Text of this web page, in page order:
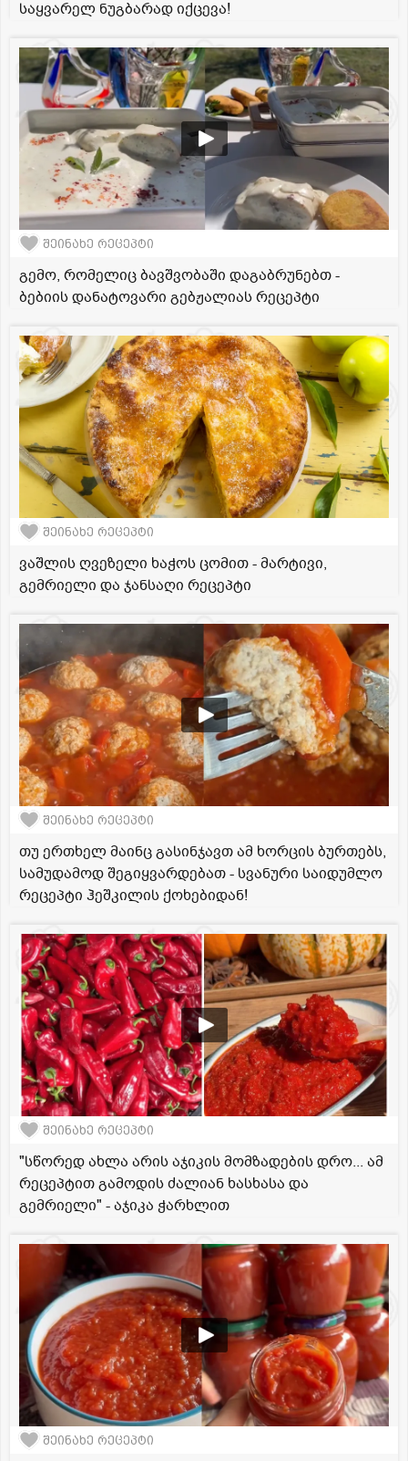
საყვარელ ნუგბარად იქცევა!
შეინახე რეცეპტი
გემო, რომელიც ბავშვობაში დაგაბრუნებთ -
ბებიის დანატოვარი გებჟალიას რეცეპტი
შეინახე რეცეპტი
ვაშლის ღვეზელი ხაჭოს ცომით - მარტივი,
გემრიელი და ჯანსაღი რეცეპტი
შეინახე რეცეპტი
თუ ერთხელ მაინც გასინჯავთ ამ ხორცის ბურთებს,
სამუდამოდ შეგიყვარდებათ - სვანური საიდუმლო
რეცეპტი ჰეშკილის ქოხებიდან!
შეინახე რეცეპტი
"სწორედ ახლა არის აჯიკის მომზადების დრო... ამ
რეცეპტით გამოდის ძალიან ხასხასა და
გემრიელი" - აჯიკა ჭარხლით
შეინახე რეცეპტი